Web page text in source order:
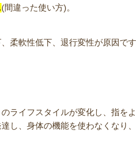
(間違った使い方)。
柔軟性低下、退行変性が原因です
ライフスタイルが変化し、指を
し、身体の機能を使わなくなり